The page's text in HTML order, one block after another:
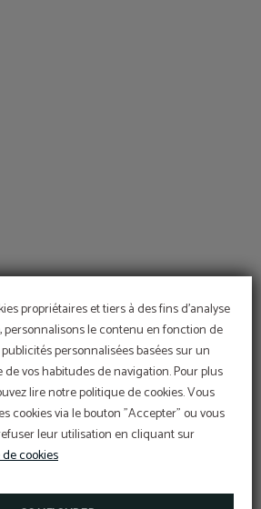
propriétaires et tiers à des fins d'analyse
personnalisons le contenu en fonction de
personnalisées basées sur un
vos habitudes de navigation. Pour plus
lire notre politique de cookies. Vous
cookies via le bouton "Accepter" ou vous
leur utilisation en cliquant sur
cookies